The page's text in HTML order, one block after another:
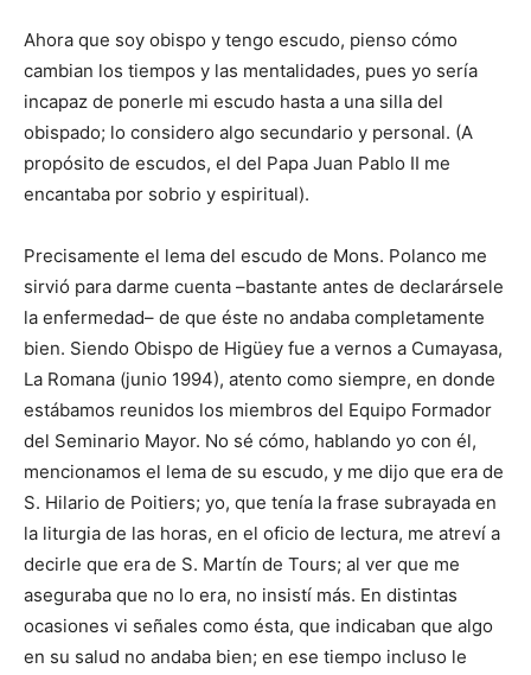
Ahora que soy obispo y tengo escudo, pienso cómo
cambian los tiempos y las mentalidades, pues yo sería
incapaz de ponerle mi escudo hasta a una silla del
obispado; lo considero algo secundario y personal. (A
propósito de escudos, el del Papa Juan Pablo II me
encantaba por sobrio y espiritual).
Precisamente el lema del escudo de Mons. Polanco me
sirvió para darme cuenta –bastante antes de declarársele
la enfermedad– de que éste no andaba completamente
bien. Siendo Obispo de Higüey fue a vernos a Cu­mayasa,
La Romana (junio 1994), atento como siempre, en donde
estábamos reunidos los miembros del Equipo Formador
del Seminario Mayor. No sé cómo, hablando yo con él,
mencionamos el lema de su escudo, y me dijo que era de
S. Hilario de Poitiers; yo, que tenía la frase subrayada en
la liturgia de las horas, en el oficio de lectura, me atreví a
decirle que era de S. Martín de Tours; al ver que me
aseguraba que no lo era, no insistí más. En distintas
ocasiones vi señales como ésta, que indicaban que algo
en su salud no andaba bien; en ese tiempo incluso le